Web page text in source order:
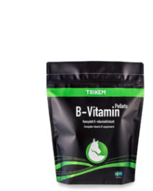
€47.90